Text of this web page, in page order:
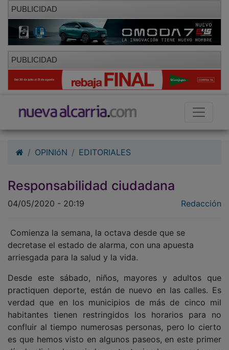
PUBLICIDAD
PUBLICIDAD
Responsabilidad ciudadana
04/05/2020 - 20:19
decretase el estado de alarma, con una apuesta
arriesgada para la salud y la vida.
practiquen deporte, están de nuevo en las calles. Es
verdad que en los municipios de más de cinco mil
habitantes tienen restringidos los horarios para no
confluir al tiempo numerosas personas, pero lo cierto
es que hemos visto en algunos paseos, en este primer
día de alivio, demasiada gente, teniendo en cuenta que